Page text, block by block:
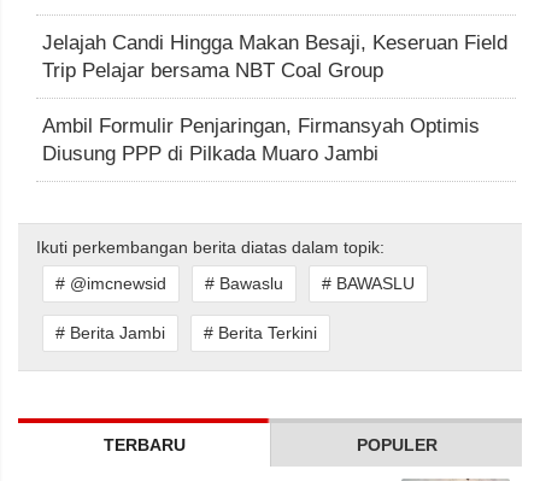
Jelajah Candi Hingga Makan Besaji, Keseruan Field
Trip Pelajar bersama NBT Coal Group
Ambil Formulir Penjaringan, Firmansyah Optimis
Diusung PPP di Pilkada Muaro Jambi
Ikuti perkembangan berita diatas dalam topik:
# @imcnewsid
# Bawaslu # BAWASLU
# Berita Jambi # Berita Terkini
TERBARU POPULER